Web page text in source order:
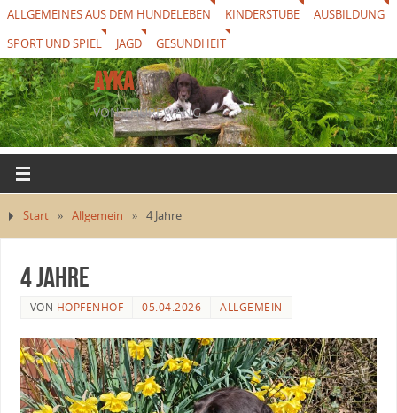
ALLGEMEINES AUS DEM HUNDELEBEN KINDERSTUBE
AUSBILDUNG
SPORT UND SPIEL
JAGD GESUNDHEIT
AYKA
VON THUREWANG
Start » Allgemein » 4 Jahre
4 Jahre
VON HOPFENHOF 05.04.2026 ALLGEMEIN